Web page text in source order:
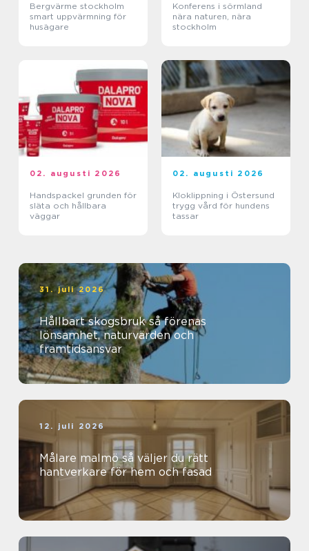
Bergvärme stockholm
smart uppvärmning för
husägare
Konferens i sörmland
nära naturen, nära
stockholm
02. augusti 2026
Handspackel grunden för
släta och hållbara
väggar
02. augusti 2026
Kloklippning i Östersund
trygg vård för hundens
tassar
31. juli 2026
Hållbart skogsbruk så förenas
lönsamhet, naturvärden och
framtidsansvar
12. juli 2026
Målare malmö så väljer du rätt
hantverkare för hem och fasad